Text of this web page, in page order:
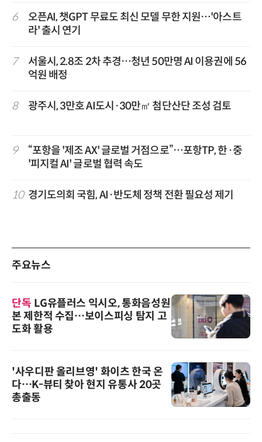
6
오픈AI, 챗GPT 무료도 최신 모델 무한 지원…'아스트
라' 출시 연기
7
서울시, 2.8조 2차 추경…청년 50만명 AI 이용권에 56
억원 배정
8 광주시, 3만호 AI도시·30만㎡ 첨단산단 조성 검토
9
“포항을 '제조 AX' 글로벌 거점으로”…포항TP, 한·중
'피지컬 AI' 글로벌 협력 속도
10 경기도의회 국힘, AI·반도체 정책 전환 필요성 제기
주요뉴스
단독 LG유플러스 익시오, 통화음성원
본 제한적 수집…보이스피싱 탐지 고
도화 활용
'사우디판 올리브영' 화이츠 한국 온
다…K-뷰티 찾아 현지 유통사 20곳
총출동